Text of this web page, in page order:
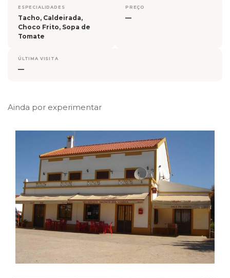
ESPECIALIDADES
Tacho, Caldeirada,
Choco Frito, Sopa de
Tomate
PREÇO
—
ÚLTIMA VISITA
—
Ainda por experimentar